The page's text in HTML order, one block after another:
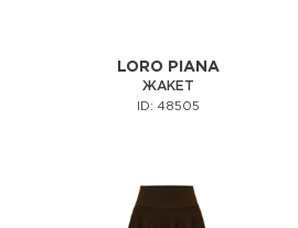
LORO PIANA
ЖАКЕТ
ID: 48505